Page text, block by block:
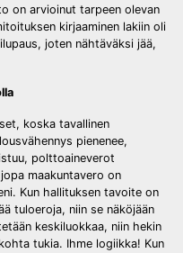
on arvioinut tarpeen olevan
kirjaaminen lakiin oli
joten nähtäväksi jää,
koska tavallinen
pienenee,
polttoaineverot
maakuntavero on
Kun hallituksen tavoite on
tuloeroja, niin se näköjään
keskiluokkaa, niin hekin
tukia. Ihme logiikka! Kun